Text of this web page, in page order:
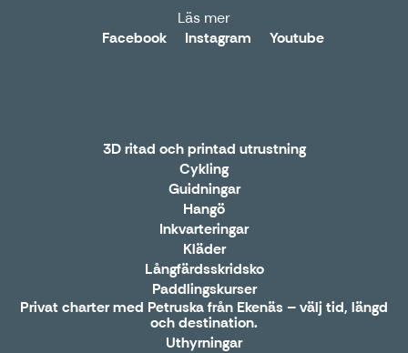
Läs mer
Facebook
Instagram Youtube
3D ritad och printad utrustning
Cykling
Guidningar
Hangö
Inkvarteringar
Kläder
Långfärdsskridsko
Paddlingskurser
Privat charter med Petruska från Ekenäs – välj tid, längd
och destination.
Uthyrningar